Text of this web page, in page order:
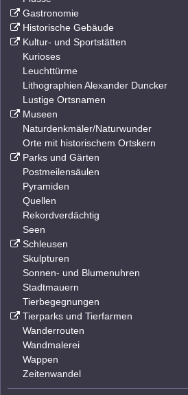
Gastronomie
Historische Gebäude
Kultur- und Sportstätten
Kurioses
Leuchttürme
Lithographien Alexander Duncker
Lustige Ortsnamen
Museen
Naturdenkmäler/Naturwunder
Orte mit historischem Ortskern
Parks und Gärten
Postmeilensäulen
Pyramiden
Quellen
Rekordverdächtig
Seen
Schleusen
Skulpturen
Sonnen- und Blumenuhren
Stadtmauern
Tierbegegnungen
Tierparks und Tierfarmen
Wanderrouten
Wandmalerei
Wappen
Zeitenwandel